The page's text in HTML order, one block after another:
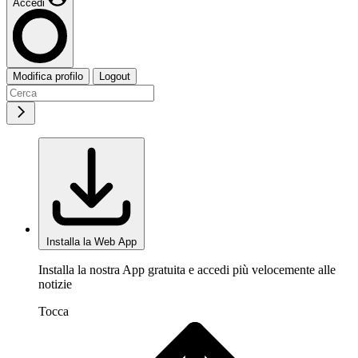
Accedi
Modifica profilo Logout
Installa la Web App
Installa la nostra App gratuita e accedi più velocemente alle
notizie
Tocca